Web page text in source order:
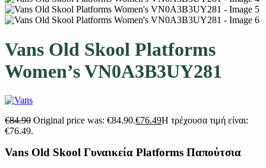
Vans Old Skool Platforms
Women’s VN0A3B3UY281
€84.90 Original price was: €84.90.€76.49Η τρέχουσα τιμή είναι:
€76.49.
Vans Old Skool Γυναικεία Platforms Παπούτσια